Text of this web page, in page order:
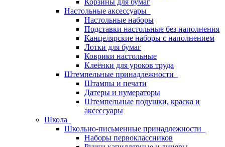
Корзины для бумаг
Настольные аксессуары
Настольные наборы
Подставки настольные без наполнения
Канцелярские наборы с наполнением
Лотки для бумаг
Коврики настольные
Клеёнки для уроков труда
Штемпельные принадлежности
Штампы и печати
Датеры и нумераторы
Штемпельные подушки, краска и
аксессуары
Школа
Школьно-письменные принадлежности
Наборы первоклассников